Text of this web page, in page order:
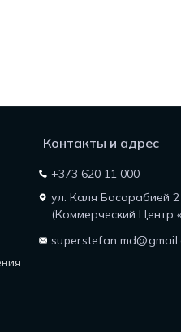
Контакты и адрес
+373 620 11 000
ул. Каля Басарабией 2
(Коммерческий Центр